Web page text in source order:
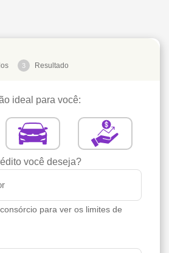
3 Resultado
ideal para você:
você deseja?
para ver os limites de